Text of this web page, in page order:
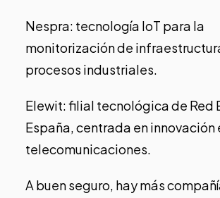
Nespra: tecnología IoT para la
monitorización de
procesos industriales.
Elewit: filial tecnológica de Red
España, centrada en innovación
telecomunicaciones.
A buen seguro, hay más